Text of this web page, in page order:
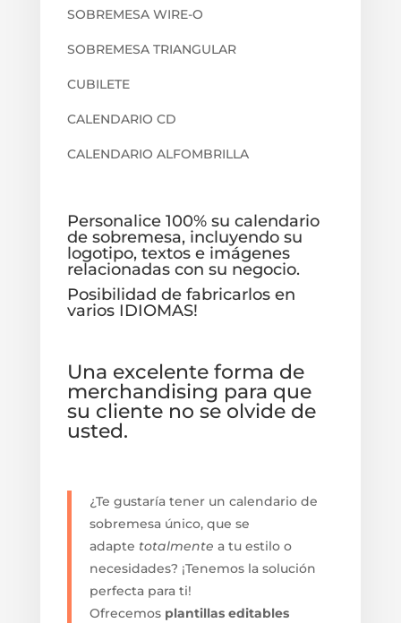
SOBREMESA WIRE-O
SOBREMESA TRIANGULAR
CUBILETE
CALENDARIO CD
CALENDARIO ALFOMBRILLA
Personalice 100% su calendario
de sobremesa, incluyendo su
logotipo, textos e imágenes
relacionadas con su negocio.
Posibilidad de fabricarlos en
varios IDIOMAS!
Una excelente forma de
merchandising para que
su cliente no se olvide de
usted.
¿Te gustaría tener un calendario de
sobremesa único, que se
adapte totalmente a tu estilo o
necesidades? ¡Tenemos la solución
perfecta para ti!
Ofrecemos plantillas editables